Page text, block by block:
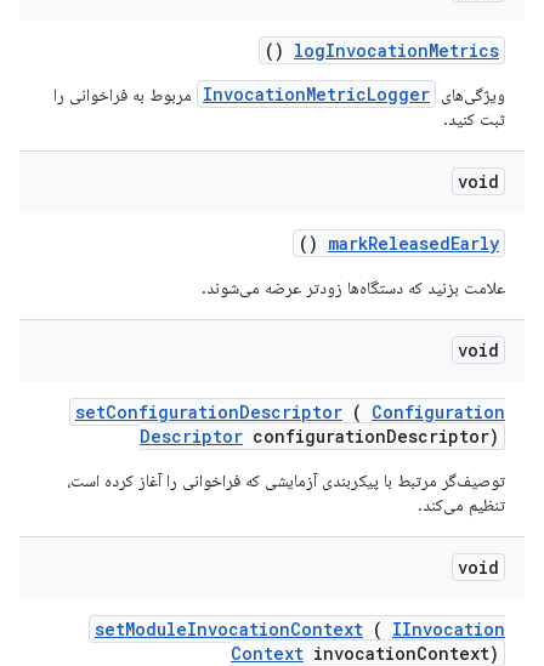
logInvocationMetrics
()
ویژگی‌های InvocationMetricLogger
مربوط به فراخوانی را
ثبت کنید.
void
markReleasedEarly
()
علامت بزنید که دستگاه‌ها زودتر عرضه می‌شوند.
void
setConfigurationDescriptor ( Configuration
Descriptor configurationDescriptor)
توصیف‌گر مرتبط با پیکربندی آزمایشی که فراخوانی را آغاز کرده است،
تنظیم می‌کند.
void
setModuleInvocationContext ( IInvocation
Context invocationContext)